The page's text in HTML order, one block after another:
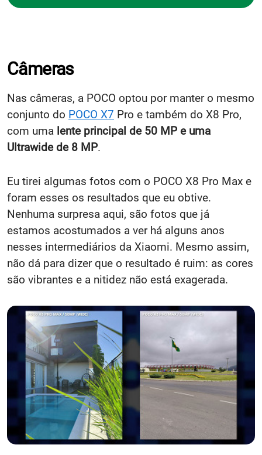
Câmeras
Nas câmeras, a POCO optou por manter o mesmo
conjunto do POCO X7 Pro e também do X8 Pro,
com uma lente principal de 50 MP e uma
Ultrawide de 8 MP.
Eu tirei algumas fotos com o POCO X8 Pro Max e
foram esses os resultados que eu obtive.
Nenhuma surpresa aqui, são fotos que já
estamos acostumados a ver há alguns anos
nesses intermediários da Xiaomi. Mesmo assim,
não dá para dizer que o resultado é ruim: as cores
são vibrantes e a nitidez não está exagerada.